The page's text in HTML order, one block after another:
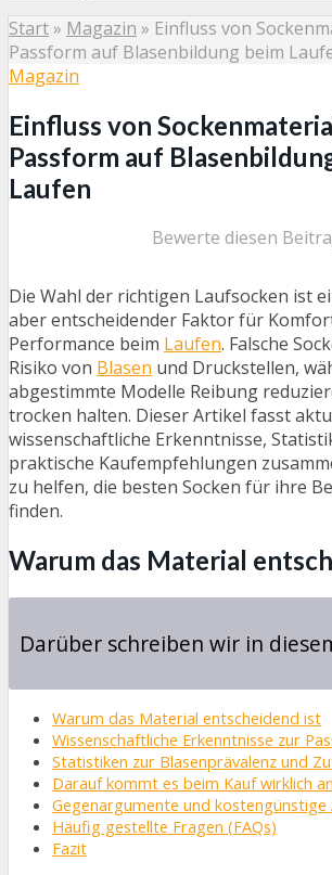
Start» Magazin » Einfluss von
Passform auf Blasenbildung beim
Magazin
Einfluss von
Passform auf
Laufen
Bewerte diesen
Die Wahl der richtigen Laufsocken ist
aber entscheidender Faktor für
Performance beim Laufen. Falsche
Risiko von Blasen und Druckstellen,
abgestimmte Modelle Reibung
trocken halten. Dieser Artikel fasst
wissenschaftliche Erkenntnisse,
praktische Kaufempfehlungen
zu helfen, die besten Socken für ihre
finden.
Warum das Material
Darüber schreiben wir in
Warum das Material entscheidend ist
Wissenschaftliche Erkenntnisse zur
Statistiken zur Blasenprävalenz und
Darauf kommt es beim Kauf wirklich an
Gegenargumente und kostengünstige
Häufig gestellte Fragen (FAQs)
Fazit